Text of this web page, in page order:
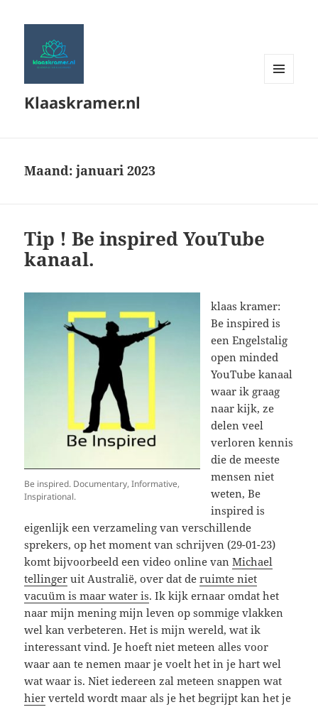
Klaaskramer.nl
Maand:januari 2023
Tip ! Be inspired YouTube
kanaal.
Be inspired. Documentary, Informative,
Inspirational.
klaas kramer:
Be inspired is
een Engelstalig
open minded
YouTube kanaal
waar ik graag
naar kijk, ze
delen veel
verloren kennis
die de meeste
mensen niet
weten, Be
inspired is
eigenlijk een verzameling van verschillende
sprekers, op het moment van schrijven (29-01-23)
komt bijvoorbeeld een video online vanMichael
tellinger uit Australië, over dat deruimte niet
vacuüm is maar water is. Ik kijk ernaar omdat het
naar mijn mening mijn leven op sommige vlakken
wel kan verbeteren. Het is mijn wereld, wat ik
interessant vind. Je hoeft niet meteen alles voor
waar aan te nemen maar je voelt het in je hart wel
wat waar is. Niet iedereen zal meteen snappen wat
hier verteld wordt maar als je het begrijpt kan het je